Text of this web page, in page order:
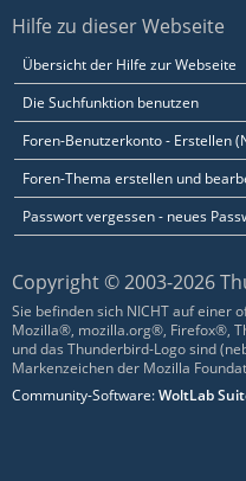
Hilfe zu dieser Webseite
Übersicht der Hilfe zur Webseite
Die Suchfunktion benutzen
Foren-Benutzerkonto - Erstellen
Foren-Thema erstellen und
Passwort vergessen - neues
Copyright © 2003-2026
Sie befinden sich NICHT auf einer
Mozilla®, mozilla.org®, Firefox®,
und das Thunderbird-Logo sind
Markenzeichen der Mozilla
Community-Software:WoltLab